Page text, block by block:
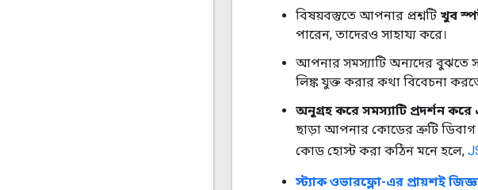
বিষয়বস্তুতে আপনার প্রশ্নটি খুব
পারেন, তাদেরও সাহায্য করে।
আপনার সমস্যাটি অন্যদের বুঝতে
লিঙ্ক যুক্ত করার কথা বিবেচনা
অনুগ্রহ করে সমস্যাটি প্রদর্শন
ছাড়া আপনার কোডের ত্রুটি ডিবাগ
কোড হোস্ট করা কঠিন মনে হলে,
স্ট্যাক ওভারফ্লো-এর প্রায়শই